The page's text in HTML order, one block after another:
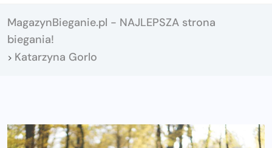
MagazynBieganie.pl - NAJLEPSZA strona
biegania!
> Katarzyna Gorlo